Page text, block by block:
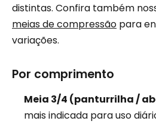
distintas. Confira também
meias de compressão para
variações.
Por comprimento
Meia 3/4 (panturrilha /
mais indicada para uso